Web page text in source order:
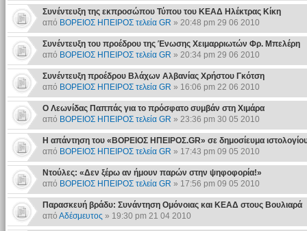
Συνέντευξη της εκπροσώπου Τύπου του ΚΕΑΔ Ηλέκτρας Κίκη
από ΒΟΡΕΙΟΣ ΗΠΕΙΡΟΣ τελεία GR » 20:48 pm 29 06 2010
Συνέντευξη του προέδρου της Ένωσης Χειμαρριωτών Φρ. Μπελέρη
από ΒΟΡΕΙΟΣ ΗΠΕΙΡΟΣ τελεία GR » 20:34 pm 29 06 2010
Συνέντευξη προέδρου Βλάχων Αλβανίας Χρήστου Γκότση
από ΒΟΡΕΙΟΣ ΗΠΕΙΡΟΣ τελεία GR » 16:06 pm 22 06 2010
Ο Λεωνίδας Παππάς για το πρόσφατο συμβάν στη Χιμάρα
από ΒΟΡΕΙΟΣ ΗΠΕΙΡΟΣ τελεία GR » 23:36 pm 30 05 2010
Η απάντηση του «ΒΟΡΕΙΟΣ ΗΠΕΙΡΟΣ.GR» σε δημοσίευμα
από ΒΟΡΕΙΟΣ ΗΠΕΙΡΟΣ τελεία GR » 17:43 pm 09 05 2010
Ντούλες: «Δεν ξέρω αν ήμουν παρών στην ψηφοφορία!»
από ΒΟΡΕΙΟΣ ΗΠΕΙΡΟΣ τελεία GR » 17:56 pm 09 05 2010
Παρασκευή βράδυ: Συνάντηση Ομόνοιας και ΚΕΑΔ στους Βουλιαρά
από Αδέσμευτος » 19:30 pm 21 04 2010